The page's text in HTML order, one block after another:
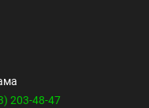
203-48-47